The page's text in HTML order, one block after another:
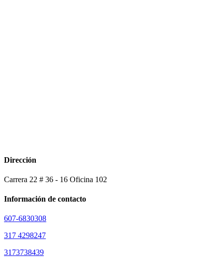
Dirección
Carrera 22 # 36 - 16 Oficina 102
Información de contacto
607-6830308
317 4298247
3173738439